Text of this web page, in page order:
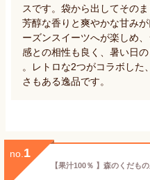
スです。袋から出してその
芳醇な香りと爽やかな甘み
ーズンスイーツへが楽しめ
感との相性も良く、暑い日
。レトロな2つがコラボした
さもある逸品です。
no. 1